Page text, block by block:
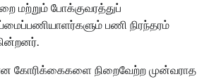
மற்றும் போக்குவரத்துப்
பணி நிரந்தரம்
கோரிக்கைகளை நிறைவேற்ற முன்வராத